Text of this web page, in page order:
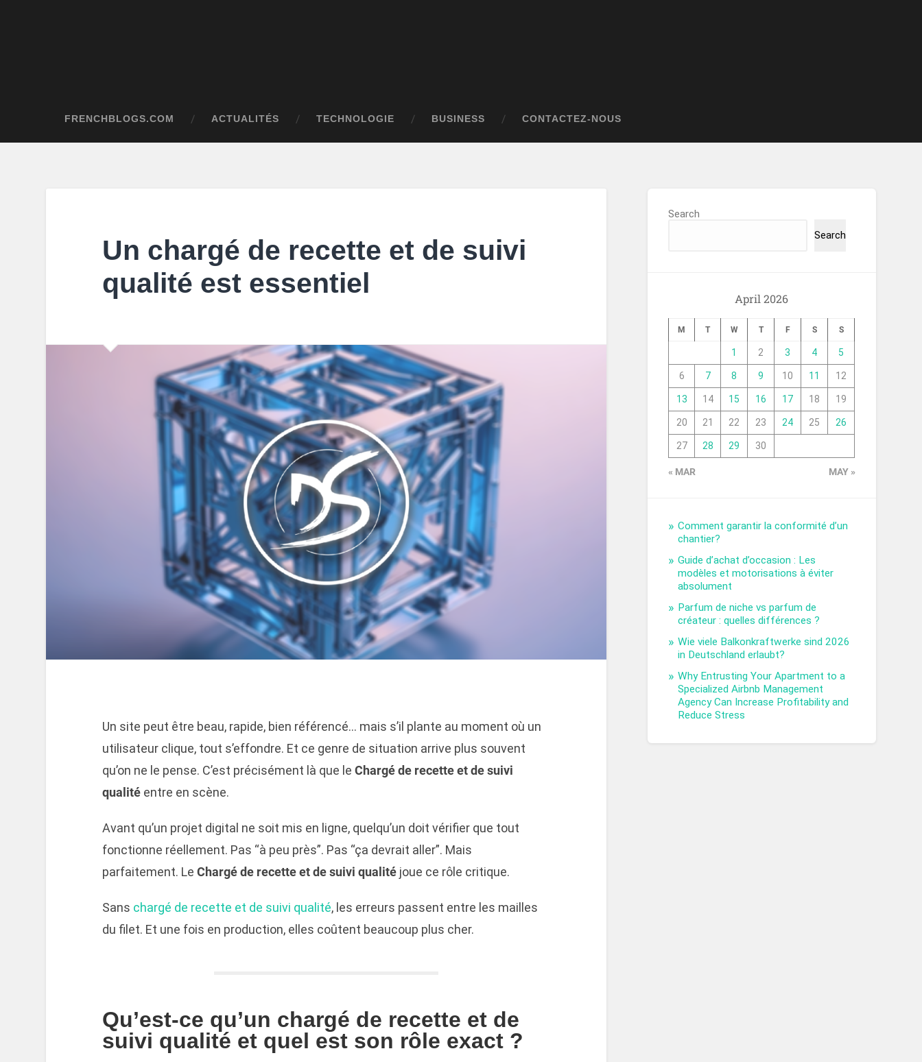
FRENCHBLOGS.COM ACTUALITÉS TECHNOLOGIE BUSINESS CONTACTEZ-NOUS
Un chargé de recette et de suivi
qualité est essentiel
Un site peut être beau, rapide, bien référencé… mais s’il plante au moment où un
utilisateur clique, tout s’effondre. Et ce genre de situation arrive plus souvent
qu’on ne le pense. C’est précisément là que le Chargé de recette et de suivi
qualitéentre en scène.
Avant qu’un projet digital ne soit mis en ligne, quelqu’un doit vérifier que tout
fonctionne réellement. Pas “à peu près”. Pas “ça devrait aller”. Mais
parfaitement. Le Chargé de recette et de suivi qualitéjoue ce rôle critique.
Sans chargé de recette et de suivi qualité, les erreurs passent entre les mailles
du filet. Et une fois en production, elles coûtent beaucoup plus cher.
Qu’est-ce qu’un chargé de recette et de
suivi qualité et quel est son rôle exact ?
Search
Search
April 2026
M T W T F S S
1 2 3 4 5
6 7 8 9 10 11 12
13 14 15 16 17 18 19
20 21 22 23 24 25 26
27 28 29 30
« MAR MAY »
Comment garantir la conformité d’un
chantier?
Guide d’achat d’occasion : Les
modèles et motorisations à éviter
absolument
Parfum de niche vs parfum de
créateur : quelles différences ?
Wie viele Balkonkraftwerke sind 2026
in Deutschland erlaubt?
Why Entrusting Your Apartment to a
Specialized Airbnb Management
Agency Can Increase Profitability and
Reduce Stress